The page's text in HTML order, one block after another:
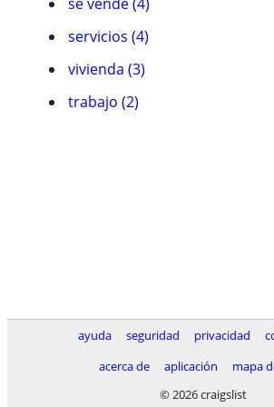
servicios (4)
vivienda (3)
trabajo (2)
ayuda seguridad privacidad
acerca de
aplicación
mapa
© 2026 craigslist